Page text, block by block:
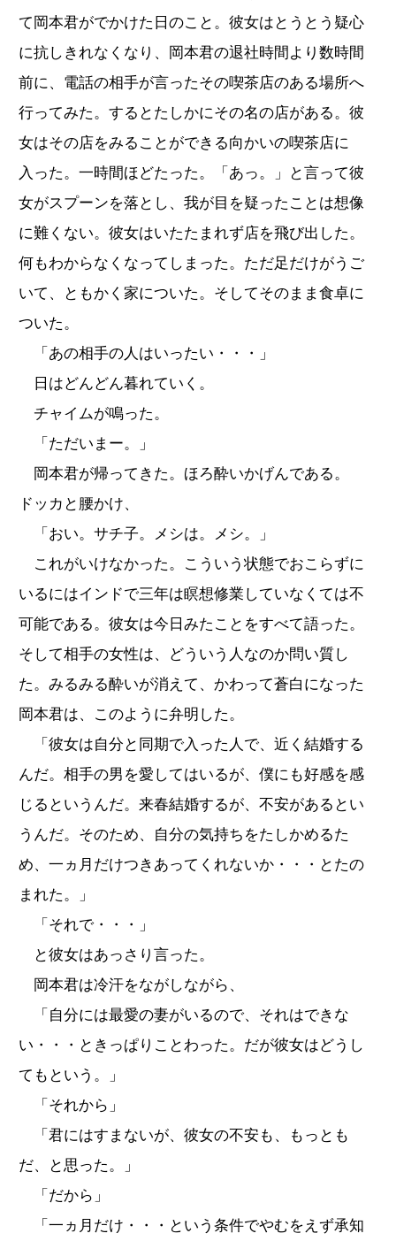
て岡本君がでかけた日のこと。彼女はとうとう疑心
に抗しきれなくなり、岡本君の退社時間より数時間
前に、電話の相手が言ったその喫茶店のある場所へ
行ってみた。するとたしかにその名の店がある。彼
女はその店をみることができる向かいの喫茶店に
入った。一時間ほどたった。「あっ。」と言って彼
女がスプーンを落とし、我が目を疑ったことは想像
に難くない。彼女はいたたまれず店を飛び出した。
何もわからなくなってしまった。ただ足だけがうご
いて、ともかく家についた。そしてそのまま食卓に
ついた。
「あの相手の人はいったい・・・」
日はどんどん暮れていく。
チャイムが鳴った。
「ただいまー。」
岡本君が帰ってきた。ほろ酔いかげんである。
ドッカと腰かけ、
「おい。サチ子。メシは。メシ。」
これがいけなかった。こういう状態でおこらずに
いるにはインドで三年は瞑想修業していなくては不
可能である。彼女は今日みたことをすべて語った。
そして相手の女性は、どういう人なのか問い質し
た。みるみる酔いが消えて、かわって蒼白になった
岡本君は、このように弁明した。
「彼女は自分と同期で入った人で、近く結婚する
んだ。相手の男を愛してはいるが、僕にも好感を感
じるというんだ。来春結婚するが、不安があるとい
うんだ。そのため、自分の気持ちをたしかめるた
め、一ヵ月だけつきあってくれないか・・・とたの
まれた。」
「それで・・・」
と彼女はあっさり言った。
岡本君は冷汗をながしながら、
「自分には最愛の妻がいるので、それはできな
い・・・ときっぱりことわった。だが彼女はどうし
てもという。」
「それから」
「君にはすまないが、彼女の不安も、もっとも
だ、と思った。」
「だから」
「一ヵ月だけ・・・という条件でやむをえず承知